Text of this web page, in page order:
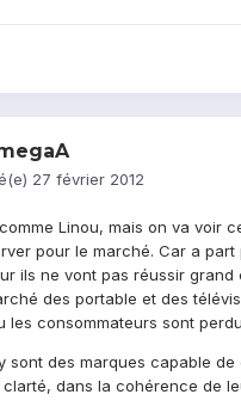
27 février 2012
Linou, mais on va voir
pour le marché. Car a part
ils ne vont pas réussir grand
des portable et des
les consommateurs sont
sont des marques capable
dans la cohérence de